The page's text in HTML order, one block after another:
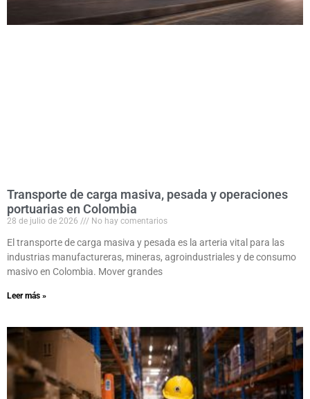
Transporte de carga masiva, pesada y operaciones
portuarias en Colombia
28 de julio de 2026 No hay comentarios
El transporte de carga masiva y pesada es la arteria vital para las
industrias manufactureras, mineras, agroindustriales y de consumo
masivo en Colombia. Mover grandes
Leer más »